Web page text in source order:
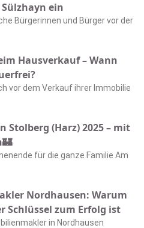
ein
Bürgerinnen und Bürger vor der
Hausverkauf – Wann
vor dem Verkauf ihrer Immobilie
Stolberg (Harz) 2025 – mit
für die ganze Familie Am
Nordhausen: Warum
Schlüssel zum Erfolg ist
in Nordhausen